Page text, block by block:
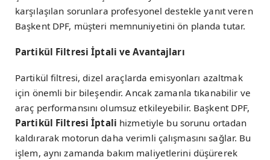
karşılaşılan sorunlara profesyonel destekle yanıt veren
Başkent DPF, müşteri memnuniyetini ön planda tutar.
Partikül Filtresi İptali ve Avantajları
Partikül filtresi, dizel araçlarda emisyonları azaltmak
için önemli bir bileşendir. Ancak zamanla tıkanabilir ve
araç performansını olumsuz etkileyebilir. Başkent DPF,
Partikül Filtresi İptali hizmetiyle bu sorunu ortadan
kaldırarak motorun daha verimli çalışmasını sağlar. Bu
işlem, aynı zamanda bakım maliyetlerini düşürerek